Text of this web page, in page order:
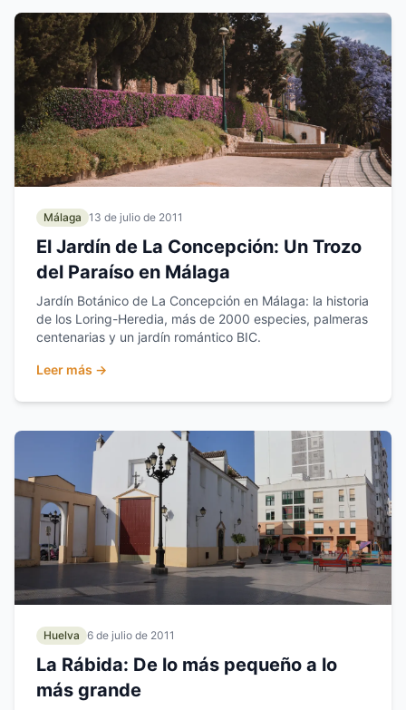
Málaga 13 de julio de 2011
El Jardín de La Concepción: Un Trozo
del Paraíso en Málaga
Jardín Botánico de La Concepción en Málaga: la historia
de los Loring-Heredia, más de 2000 especies, palmeras
centenarias y un jardín romántico BIC.
Leer más →
Huelva 6 de julio de 2011
La Rábida: De lo más pequeño a lo
más grande